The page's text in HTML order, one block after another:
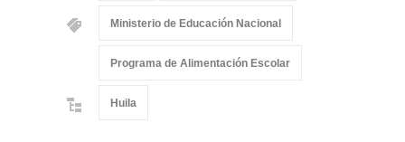
Ministerio de Educación Nacional
Programa de Alimentación Escolar
Huila